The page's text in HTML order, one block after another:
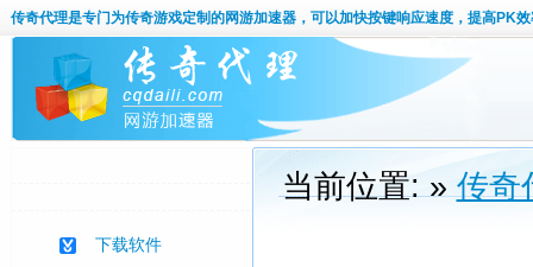
传奇代理是专门为传奇游戏定制的网游加速器，可以加快按键响应速度，提高PK效
下载软件
当前位置: »传奇